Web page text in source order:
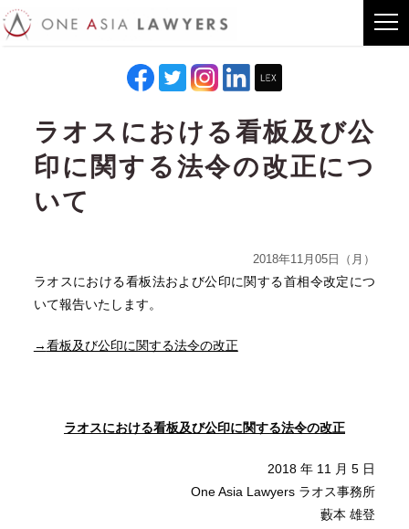
ラオスにおける看板及び公
印に関する法令の改正につ
いて
2018年11月05日（月）
ラオスにおける看板法および公印に関する首相令改定につ
いて報告いたします。
→看板及び公印に関する法令の改正
ラオスにおける看板及び公印に関する法令の改正
2018 年 11 月 5 日
One Asia Lawyers ラオス事務所
藪本 雄登